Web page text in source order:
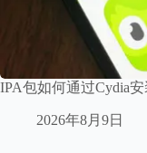
IPA包如何通过Cydia安
2026年8月9日